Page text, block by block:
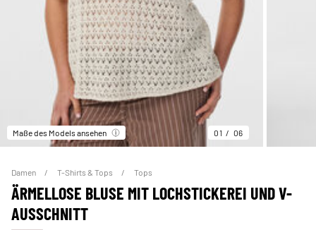
Maße des Models ansehen 01 06
Damen T-Shirts & Tops Tops
ÄRMELLOSE BLUSE MIT LOCHSTICKEREI UND V-
AUSSCHNITT